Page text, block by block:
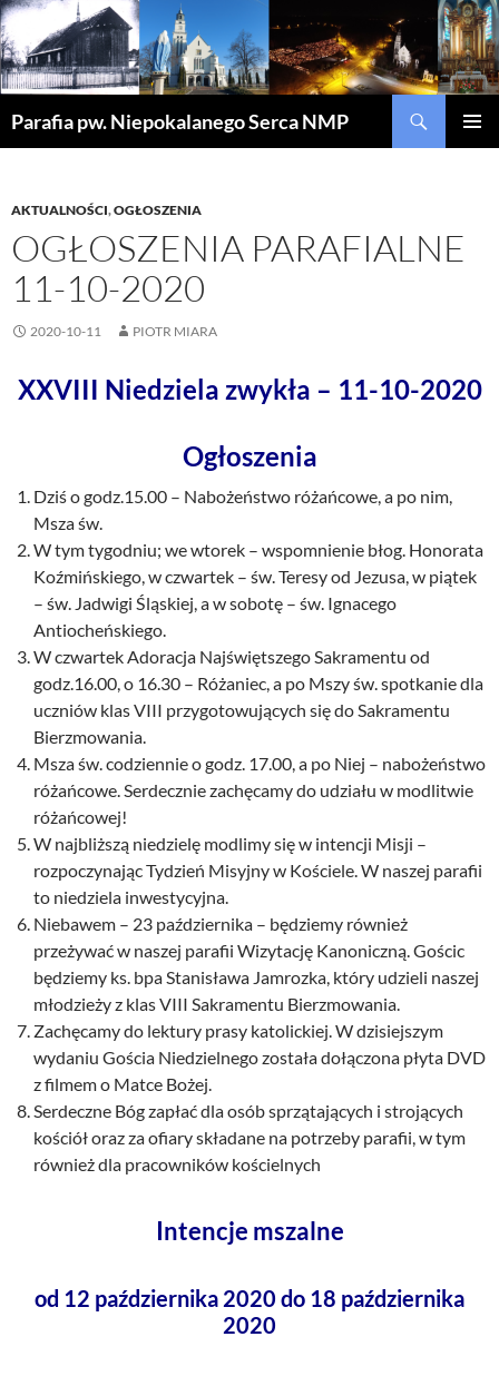
Parafia pw. Niepokalanego Serca NMP
AKTUALNOŚCI,OGŁOSZENIA
OGŁOSZENIA PARAFIALNE
11-10-2020
2020-10-11 PIOTR MIARA
XXVIII Niedziela zwykła – 11-10-2020
Ogłoszenia
Dziś o godz.15.00 – Nabożeństwo różańcowe, a po nim,
Msza św.
W tym tygodniu; we wtorek – wspomnienie błog. Honorata
Koźmińskiego, w czwartek – św. Teresy od Jezusa, w piątek
– św. Jadwigi Śląskiej, a w sobotę – św. Ignacego
Antiocheńskiego.
W czwartek Adoracja Najświętszego Sakramentu od
godz.16.00, o 16.30 – Różaniec, a po Mszy św. spotkanie dla
uczniów klas VIII przygotowujących się do Sakramentu
Bierzmowania.
Msza św. codziennie o godz. 17.00, a po Niej – nabożeństwo
różańcowe. Serdecznie zachęcamy do udziału w modlitwie
różańcowej!
W najbliższą niedzielę modlimy się w intencji Misji –
rozpoczynając Tydzień Misyjny w Kościele. W naszej parafii
to niedziela inwestycyjna.
Niebawem – 23 października – będziemy również
przeżywać w naszej parafii Wizytację Kanoniczną. Gościc
będziemy ks. bpa Stanisława Jamrozka, który udzieli naszej
młodzieży z klas VIII Sakramentu Bierzmowania.
Zachęcamy do lektury prasy katolickiej. W dzisiejszym
wydaniu Gościa Niedzielnego została dołączona płyta DVD
z filmem o Matce Bożej.
Serdeczne Bóg zapłać dla osób sprzątających i strojących
kościół oraz za ofiary składane na potrzeby parafii, w tym
również dla pracowników kościelnych
Intencje mszalne
od 12 października 2020 do 18 października
2020